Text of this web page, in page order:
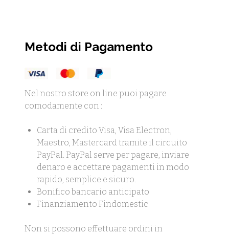
Metodi di Pagamento
Nel nostro store on line puoi pagare
comodamente con :
Carta di credito Visa, Visa Electron,
Maestro, Mastercard tramite il circuito
PayPal. PayPal serve per pagare, inviare
denaro e accettare pagamenti in modo
rapido, semplice e sicuro.
Bonifico bancario anticipato
Finanziamento Findomestic
Non si possono effettuare ordini in